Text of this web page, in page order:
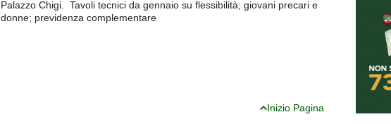
Palazzo Chigi. Tavoli tecnici da gennaio su flessibilità; giovani precari e
donne; previdenza complementare
Inizio Pagina